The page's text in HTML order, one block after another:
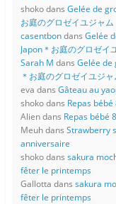
shokodans Gelée de
お庭のグロゼイユジャム
casentbondans Gelée
Japon＊お庭のグロゼイ
Sarah M dans Gelée de
＊お庭のグロゼイユジャ
eva dans Gâteau au
shokodans Repas
Aliendans Repas bébé
Meuhdans Strawberry
anniversaire
shokodans sakura
fêter le printemps
Gallotta dans sakura
fêter le printemps